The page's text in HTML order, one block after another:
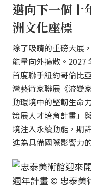
邁向下一個十
洲文化座標
除了吸睛的重磅大展
能量向外擴散。2027
首度聯手紐約哥倫比
灣藝術家聯展《流變
動環境中的堅韌生命
策展人才培育計畫」
境注入永續動能，期
進為具備國際影響力